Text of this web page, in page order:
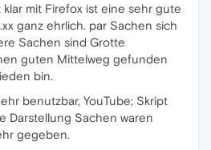
klar mit Firefox ist eine sehr gute
ganz ehrlich. par Sachen sich
Sachen sind Grotte
guten Mittelweg gefunden
bin.
benutzbar, YouTube; Skript
Darstellung Sachen waren
gegeben.